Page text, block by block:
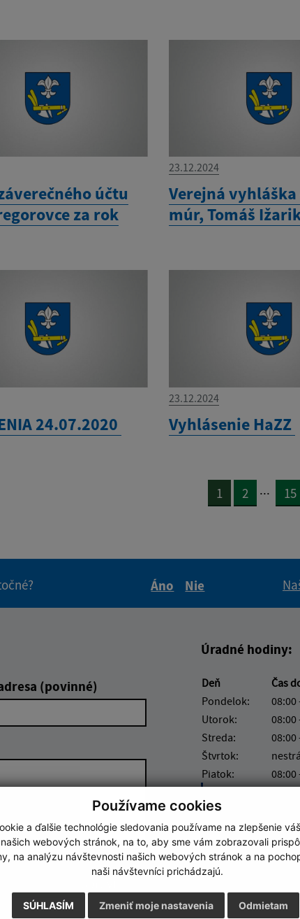
Používame cookies
a ďalšie technológie sledovania používame na zlepšenie
webových stránok, na to, aby sme vám zobrazovali
na analýzu návštevnosti našich webových stránok a na
naši návštevníci prichádzajú.
SÚHLASÍM Odmietam
Zmeniť moje nastavenia
účtu
za rok
23.12.2024
Verejná
múr, Tomáš
24.07.2020
23.12.2024
Vyhlásenie HaZZ
1 2 ... 15
Áno
Nie
(povinné)
Google reCaptcha Response
Úradné hodiny:
Deň Čas
Pondelok:
08:00
Utorok:
08:00
Streda:
08:00
Štvrtok:
Piatok:
08:00